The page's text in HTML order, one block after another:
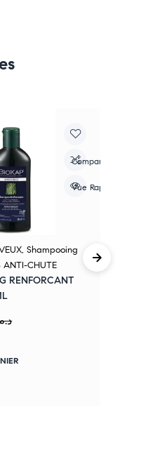
Compare
Vue Rapide
, Shampooing
ANTI-CHUTE
RENFORCANT